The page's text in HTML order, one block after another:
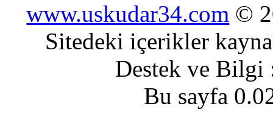
www.uskudar34.com ©
Sitedeki içerikler
Destek ve
Bu sayfa